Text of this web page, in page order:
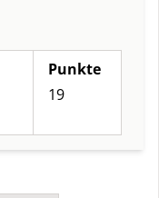
Punkte
19